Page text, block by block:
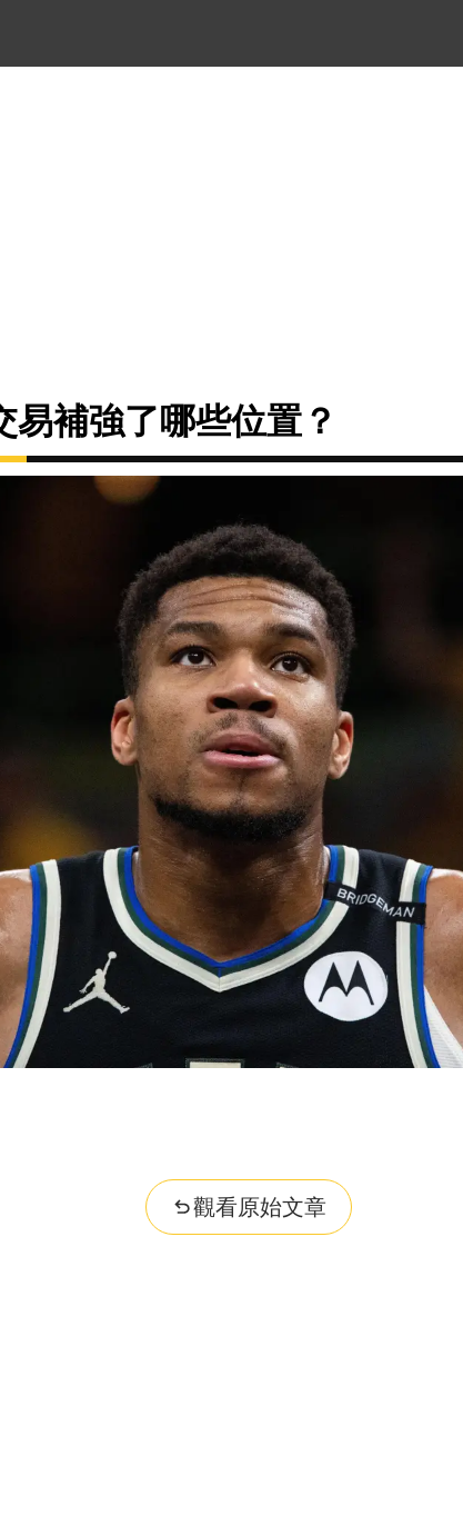
易補強了哪些位置？
觀看原始文章